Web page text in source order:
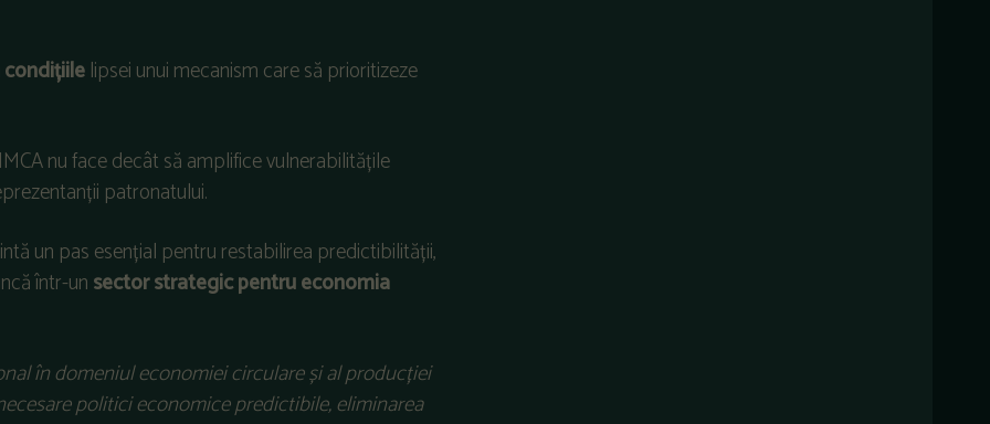
lipsei unui mecanism care să prioritizeze
nu face decât să amplifice vulnerabilitățile
patronatului.
un pas esențial pentru restabilirea predictibilității,
într-unsector strategic pentru economia
în domeniul economiei circulare și al producției
politici economice predictibile, eliminarea